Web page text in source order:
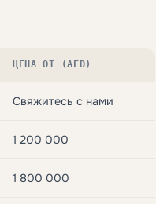
ЦЕНА ОТ (AED)
Свяжитесь с нами
1 200 000
1 800 000